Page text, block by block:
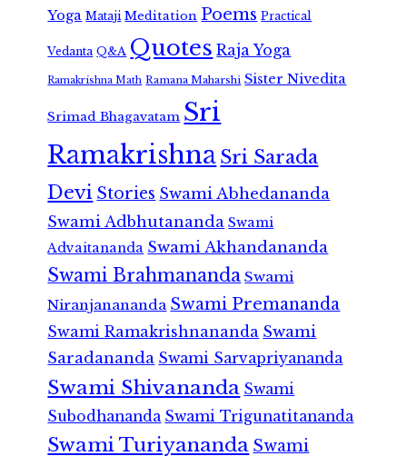
Yoga Mataji Meditation Poems Practical
Vedanta Q&A Quotes Raja Yoga
Ramakrishna Math Ramana Maharshi Sister Nivedita
Srimad Bhagavatam Sri
RamakrishnaSri Sarada
Devi Stories Swami Abhedananda
Swami Adbhutananda Swami
Advaitananda Swami Akhandananda
Swami Brahmananda Swami
Niranjanananda Swami Premananda
Swami Ramakrishnananda Swami
Saradananda Swami Sarvapriyananda
Swami Shivananda Swami
Subodhananda Swami Trigunatitananda
Swami Turiyananda Swami